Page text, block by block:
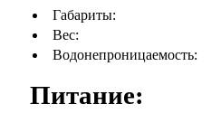
Габариты:
Вес:
Водонепроницаемость:
Питание: